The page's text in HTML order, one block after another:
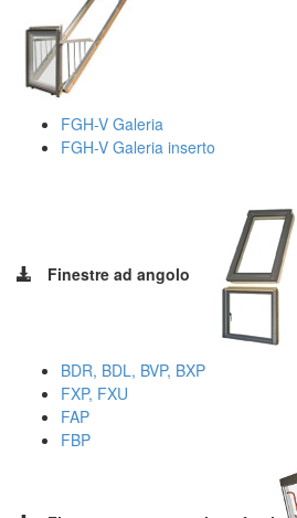
FGH-V Galeria
FGH-V Galeria inserto
Finestre ad angolo
BDR, BDL, BVP, BXP
FXP, FXU
FAP
FBP